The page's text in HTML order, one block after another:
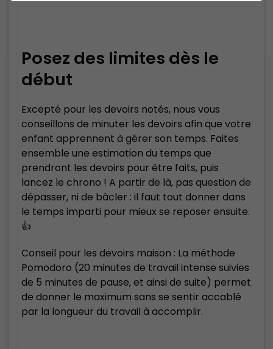
Posez des limites dès le
début
Excepté pour les devoirs notés, nous vous
conseillons de minuter les devoirs afin que votre
enfant apprennent à gérer son temps. Faites
ensemble une estimation du temps que
prendront les devoirs pour être faits, puis
lancez le chrono ! A partir de là, pas question de
dépasser, ni de bâcler : il faut tout donner dans
le temps imparti pour mieux se reposer ensuite.
👍
Conseil pour les devoirs maison : La méthode
Pomodoro (20 minutes de travail intense suivies
de 5 minutes de pause, et ainsi de suite) permet
de donner le maximum sans se sentir accablé
par la longueur du travail à accomplir.